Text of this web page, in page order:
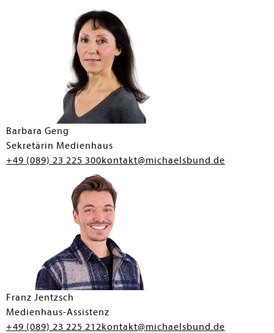
Barbara Geng
Sekretärin Medienhaus
+49 (089) 23 225 300kontakt@michaelsbund.de
Franz Jentzsch
Medienhaus-Assistenz
+49 (089) 23 225 212kontakt@michaelsbund.de